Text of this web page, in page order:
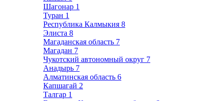
Шагонар 1
Туран 1
Республика Калмыкия 8
Элиста 8
Магаданская область 7
Магадан 7
Чукотский автономный округ 7
Анадырь 7
Алматинская область 6
Капшагай 2
Талгар 1